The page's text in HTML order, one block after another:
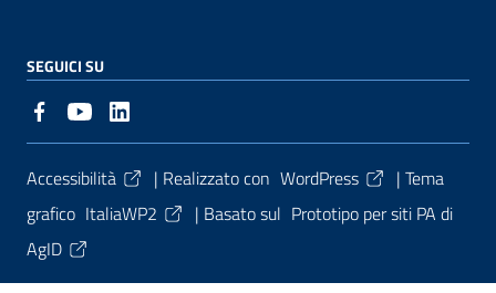
SEGUICI SU
Sezione Link Utili
Accessibilità | Realizzato con WordPress | Tema
grafico ItaliaWP2 | Basato sul Prototipo per siti PA di
AgID